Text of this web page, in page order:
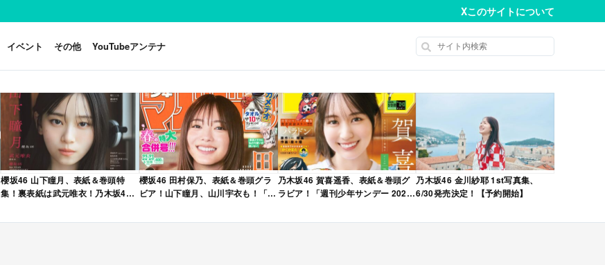
Xこのサイトについて
イベント その他 YouTubeアンテナ
櫻坂46 山下瞳月、表紙＆巻頭特
集！裏表紙は武元唯衣！乃木坂46
6月号」本日4/28発売！
櫻坂46 田村保乃、表紙＆巻頭グラ
ビア！山下瞳月、山川宇衣も！「週
合併号」本日4/28発売！
乃木坂46 賀喜遥香、表紙＆巻頭グ
ラビア！「週刊少年サンデー 2026
売！
乃木坂46 金川紗耶 1st写真集、
6/30発売決定！【予約開始】